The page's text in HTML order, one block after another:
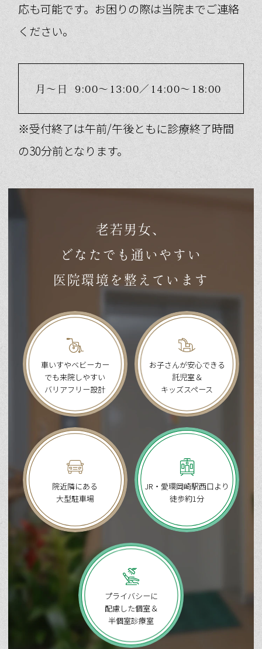
応も可能です。お困りの際は当院までご連絡
ください。
月～日 9:00～13:00／ 14:00～18:00
※受付終了は午前/午後ともに診療終了時間
の30分前となります。
老若男女、
どなたでも通いやすい
医院環境を整えています
車いすやベビーカー
でも来院しやすい
バリアフリー設計
お子さんが安心できる
託児室＆
キッズスペース
院近隣にある
大型駐車場
JR・愛環岡崎駅西口より
徒歩約1分
プライバシーに
配慮した個室＆
半個室診療室